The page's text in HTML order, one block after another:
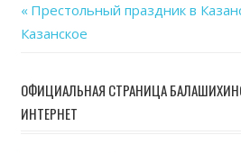
Навигация
записям
Previous
Post:
Престольный праздник в
Казанское
ОФИЦИАЛЬНАЯ СТРАНИЦА
ИНТЕРНЕТ